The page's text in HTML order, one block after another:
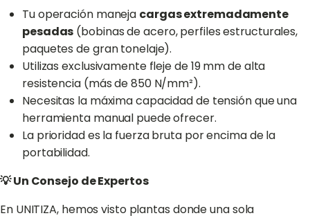
Tu operación maneja cargas extremadamente
pesadas (bobinas de acero, perfiles estructurales,
paquetes de gran tonelaje).
Utilizas exclusivamente fleje de 19 mm de alta
resistencia (más de 850 N/mm²).
Necesitas la máxima capacidad de tensión que una
herramienta manual puede ofrecer.
La prioridad es la fuerza bruta por encima de la
portabilidad.
💡 Un Consejo de Expertos
En UNITIZA, hemos visto plantas donde una sola